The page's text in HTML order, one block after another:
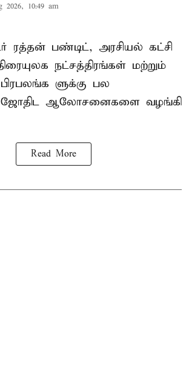
2026, 10:49 am
ரத்தன் பண்டிட், அரசியல் கட்சி
நட்சத்திரங்கள் மற்றும்
ளுக்கு பல
ஆலோசனைகளை வழங்கி
Read More